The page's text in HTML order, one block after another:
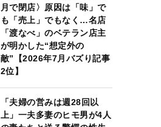
月で閉店〉原因は「味」で
も「売上」でもなく…名店
「渡なべ」のベテラン店主
が明かした“想定外の
敵”【2026年7月バズり記事
2位】
「夫婦の営みは週28回以
上」一夫多妻のヒモ男が4人